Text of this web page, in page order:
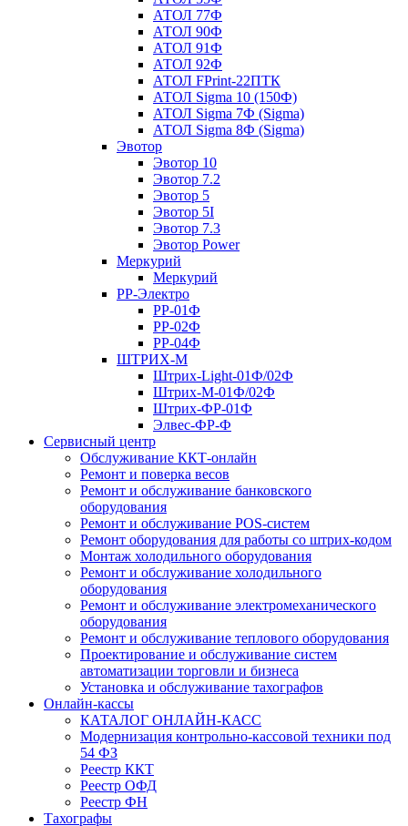
АТОЛ 77Ф
АТОЛ 90Ф
АТОЛ 91Ф
АТОЛ 92Ф
АТОЛ FPrint-22ПТК
АТОЛ Sigma 10 (150Ф)
АТОЛ Sigma 7Ф (Sigma)
АТОЛ Sigma 8Ф (Sigma)
Эвотор
Эвотор 10
Эвотор 7.2
Эвотор 5
Эвотор 5I
Эвотор 7.3
Эвотор Power
Меркурий
Меркурий
РР-Электро
РР-01Ф
РР-02Ф
РР-04Ф
ШТРИХ-М
Штрих-Light-01Ф/02Ф
Штрих-М-01Ф/02Ф
Штрих-ФР-01Ф
Элвес-ФР-Ф
Сервисный центр
Обслуживание ККТ-онлайн
Ремонт и поверка весов
Ремонт и обслуживание банковского
оборудования
Ремонт и обслуживание POS-систем
Ремонт оборудования для работы со штрих-кодом
Монтаж холодильного оборудования
Ремонт и обслуживание холодильного
оборудования
Ремонт и обслуживание электромеханического
оборудования
Ремонт и обслуживание теплового оборудования
Проектирование и обслуживание систем
автоматизации торговли и бизнеса
Установка и обслуживание тахографов
Онлайн-кассы
КАТАЛОГ ОНЛАЙН-КАСС
Модернизация контрольно-кассовой техники под
54 ФЗ
Реестр ККТ
Реестр ОФД
Реестр ФН
Тахографы